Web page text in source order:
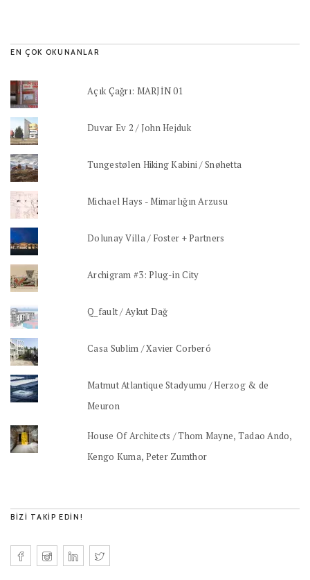
EN ÇOK OKUNANLAR
Açık Çağrı: MARJİN 01
Duvar Ev 2 / John Hejduk
Tungestølen Hiking Kabini / Snøhetta
Michael Hays - Mimarlığın Arzusu
Dolunay Villa / Foster + Partners
Archigram #3: Plug-in City
Q_fault / Aykut Dağ
Casa Sublim / Xavier Corberó
Matmut Atlantique Stadyumu / Herzog & de
Meuron
House Of Architects / Thom Mayne, Tadao Ando,
Kengo Kuma, Peter Zumthor
BIZI TAKIP EDIN!